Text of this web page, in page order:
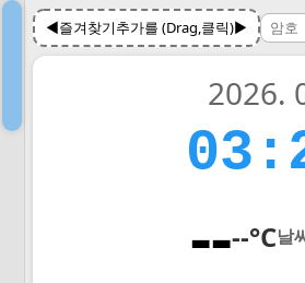
◀즐겨찾기추가를 (Drag,클릭)▶
2026.
----°C날